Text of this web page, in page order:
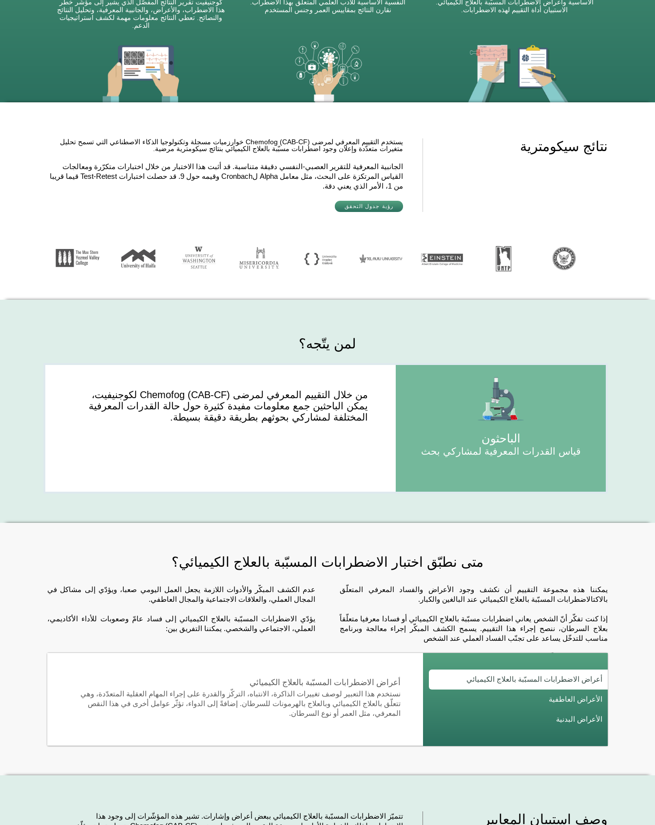
الأساسية وأعراض الاضطرابات المسبّبة بالعلاج الكيميائي.
الاستبيان أداة التقييم لهذه الاضطرابات.
النفسية الأساسية للأدب العلمي المتعلّق بهذا الاضطراب.
نقارن النتائج بمقاييس العمر وجنس المستخدم
كوجنيفيت تقرير النتائج المفصّل الذي يشير إلى مؤشّر خطر
هذا الاضطراب، والأعراض، والجانبية المعرفية، وتحليل النتائج
والنصائح. تعطي النتائج معلومات مهمة لكشف استراتيجيات
الدعم.
نتائج سيكومترية
يستخدم التقييم المعرفي لمرضى Chemofog (CAB-CF) خوارزميات مسجلة وتكنولوجيا الذكاء الاصطناعي التي تسمح تحليل
متغيرات متعدّدة وإعلان وجود اضطرابات مسبّبة بالعلاج الكيميائي بنتائج سيكومترية مرضية.
الجانبية المعرفية للتقرير العصبي-النفسي دقيقة متناسبة. قد أثبت هذا الاختبار من خلال اختبارات متكرّرة ومعالجات
القياس المرتكزة على البحث، مثل معامل Alpha لCronbach وقيمه حول 9. قد حصلت اختبارات Test-Retest قيما قريبا
من 1، الأمر الذي يعني دقة.
رؤية جدول التحقق
لمن يتّجه؟
الباحثون
قياس القدرات المعرفية لمشاركي بحث
من خلال التقييم المعرفي لمرضى Chemofog (CAB-CF) لكوجنيفيت،
يمكن الباحثين جمع معلومات مفيدة كثيرة حول حالة القدرات المعرفية
المختلفة لمشاركي بحوثهم بطريقة دقيقة بسيطة.
متى نطبّق اختبار الاضطرابات المسبّبة بالعلاج الكيميائي؟
يمكننا هذه مجموعة التقييم أن نكشف وجود الأعراض والفساد المعرفي المتعلّق
بالاكتالاضطرابات المسبّبة بالعلاج الكيميائي عند البالغين والكبار.
إذا كنت تفكّر أنّ الشخص يعاني اضطرابات مسبّبة بالعلاج الكيميائي أو فسادا معرفيا متعلّقاً
بعلاج السرطان، ننصح إجراء هذا التقييم. يسمح الكشف المبكّر إجراء معالجة وبرنامج
مناسب للتدخّل يساعد على تجنّب الفساد العملي عند الشخص
عدم الكشف المبكّر والأدوات اللازمة يجعل العمل اليومي صعبا، ويؤدّي إلى مشاكل في
المجال العملي، والعلاقات الاجتماعية والمجال العاطفي.
يؤدّي الاضطرابات المسبّبة بالعلاج الكيميائي إلى فساد عامّ وصعوبات للأداء الأكاديمي،
العملي، الاجتماعي والشخصي. يمكننا التفريق بين:
أعراض الاضطرابات المسبّبة بالعلاج الكيميائي
الأعراض العاطفية
الأعراض البدنية
أعراض الاضطرابات المسبّبة بالعلاج الكيميائي
نستخدم هذا التعبير لوصف تغييرات الذاكرة، الانتباه، التركّز والقدرة على إجراء المهام العقلية المتعدّدة، وهي
تتعلّق بالعلاج الكيميائي وبالعلاج بالهرمونات للسرطان. إضافةً إلى الدواء، تؤثّر عوامل أخرى في هذا النقص
المعرفي، مثل العمر أو نوع السرطان.
وصف استبيان المعايير
تتميّز الاضطرابات المسبّبة بالعلاج الكيميائي ببعض أعراض وإشارات. تشير هذه المؤشّرات إلى وجود هذا